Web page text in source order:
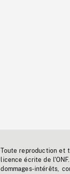
Toute reproduction
licence écrite de
dommages-intérêts,